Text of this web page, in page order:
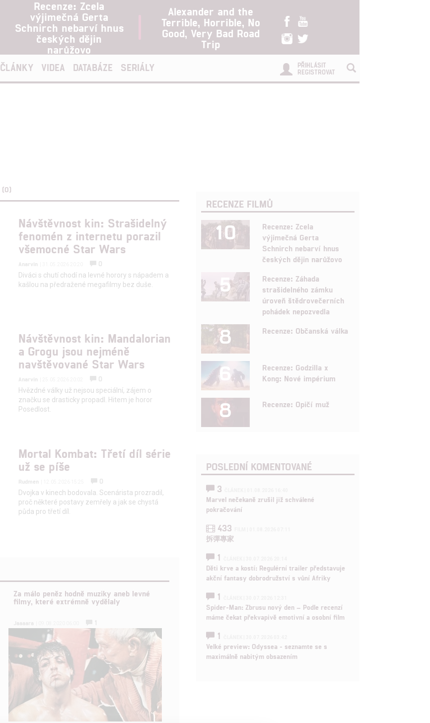
Recenze: Zcela
výjimečná Gerta
Schnirch nebarví hnus
českých dějin
narůžovo
Alexander and the
Terrible, Horrible, No
Good, Very Bad Road
Trip
ČLÁNKY VIDEA DATABÁZE SERIÁLY
PŘIHLÁSIT
REGISTROVAT
(0)
Návštěvnost kin: Strašidelný
fenomén z internetu porazil
všemocné Star Wars
Anarvin
0
Diváci s chutí chodí na levné horory s nápadem a
kašlou na předražené megafilmy bez duše.
Návštěvnost kin: Mandalorian
a Grogu jsou nejméně
navštěvované Star Wars
Anarvin
0
Hvězdné války už nejsou speciální, zájem o
značku se drasticky propadl. Hitem je horor
Posedlost.
Mortal Kombat: Třetí díl série
už se píše
Rudmen
0
Dvojka v kinech bodovala. Scenárista prozradil,
proč některé postavy zemřely a jak se chystá
půda pro třetí díl.
Za málo peněz hodně muziky aneb levné
filmy, které extrémně vydělaly
RECENZE FILMŮ
10
Recenze: Zcela
výjimečná Gerta
Schnirch nebarví hnus
českých dějin narůžovo
5
Recenze: Záhada
strašidelného zámku
úroveň štědrovečerních
pohádek nepozvedla
8 Recenze: Občanská válka
6
Recenze: Godzilla x
Kong: Nové impérium
8 Recenze: Opičí muž
POSLEDNÍ KOMENTOVANÉ
3
Marvel nečekaně zrušil již schválené
pokračování
433
拆彈專家
1
Děti krve a kostí: Regulérní trailer představuje
akční fantasy dobrodružství s vůní Afriky
1
Spider-Man: Zbrusu nový den – Podle recenzí
máme čekat překvapivě emotivní a osobní film
1
Velké preview: Odyssea - seznamte se s
maximálně nabitým obsazením